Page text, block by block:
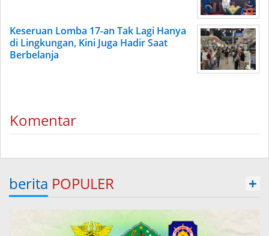
Keseruan Lomba 17-an Tak Lagi Hanya
di Lingkungan, Kini Juga Hadir Saat
Berbelanja
Komentar
berita POPULER +